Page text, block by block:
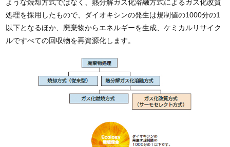
ような焼却方式ではなく、熱分解ガス化溶融方式によるガス化改質
処理を採用したもので、ダイオキシンの発生は規制値の1000分の1
以下となるほか、廃棄物からエネルギーを生成、ケミカルリサイク
ルですべての回収物を再資源化します。